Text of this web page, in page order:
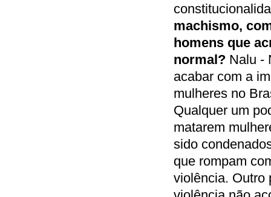
machismo,
homens que
normal? Nalu -
acabar com a
mulheres no
Qualquer um
matarem
sido
que rompam
violência. Outro